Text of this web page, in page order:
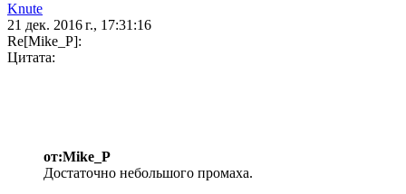
Knute
21 дек. 2016 г., 17:31:16
Re[Mike_P]:
Цитата:
от:Mike_P
Достаточно небольшого промаха.